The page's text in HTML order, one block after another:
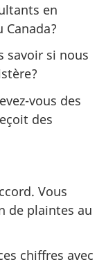
en
savoir si nous
vous des
des
Vous
de plaintes au
chiffres avec